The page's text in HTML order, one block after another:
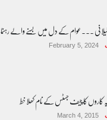
۔۔۔عوام کے دل میں بسنے والے رہنما
February 5, 2024
کاروں کا چیف جسٹس کے نام کھلا خط
March 4, 2015